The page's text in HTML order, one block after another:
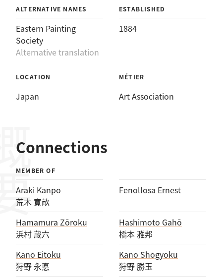
ALTERNATIVE NAMES
Eastern Painting
Society
Alternative translation
ESTABLISHED
1884
LOCATION
Japan
MÉTIER
Art Association
Connections
MEMBER OF
Araki Kanpo
荒木 寛畝
Fenollosa Ernest
Hamamura Zōroku
浜村 蔵六
Hashimoto Gahō
橋本 雅邦
Kanō Eitoku
狩野 永悳
Kano Shōgyoku
狩野 勝玉